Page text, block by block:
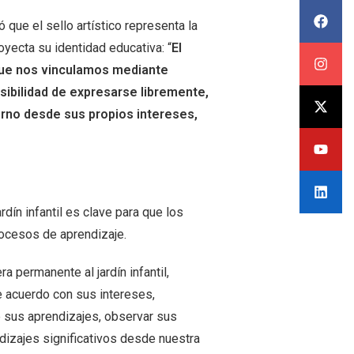
que el sello artístico representa la
su identidad educativa: “El
nos vinculamos mediante
de expresarse libremente,
desde sus propios intereses,
infantil es clave para que los
de aprendizaje.
permanente al jardín infantil,
con sus intereses,
aprendizajes, observar sus
significativos desde nuestra